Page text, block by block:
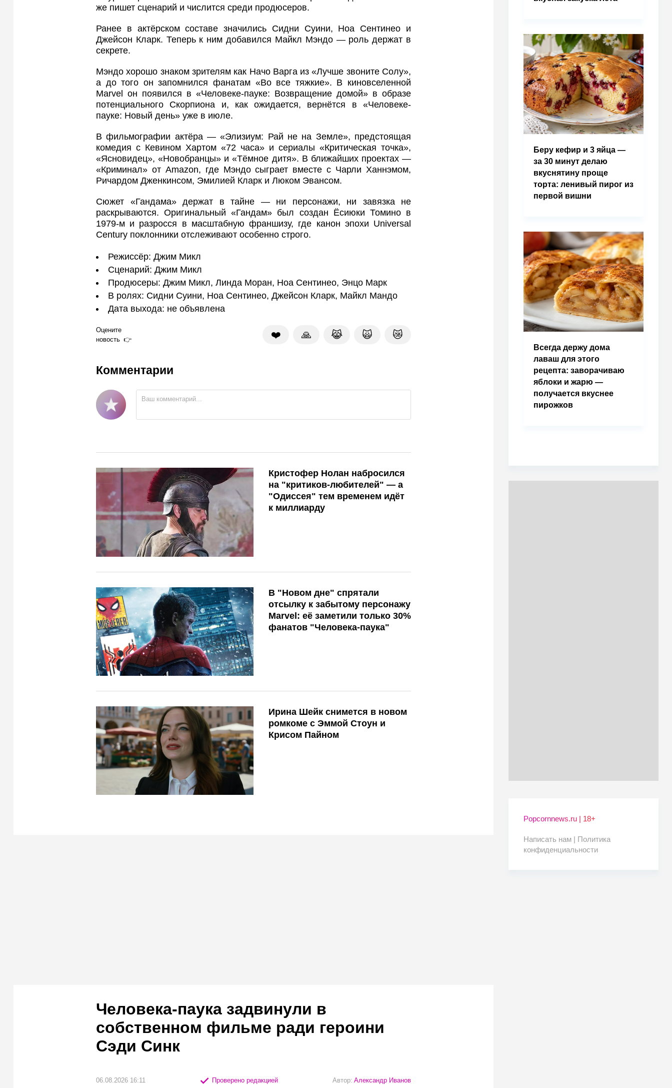
же пишет сценарий и числится среди продюсеров.
Ранее в актёрском составе значились Сидни Суини, Ноа Сентинео и
Джейсон Кларк. Теперь к ним добавился Майкл Мэндо — роль держат в
секрете.
Мэндо хорошо знаком зрителям как Начо Варга из «Лучше звоните Солу»,
а до того он запомнился фанатам «Во все тяжкие». В киновселенной
Marvel он появился в «Человеке-пауке: Возвращение домой» в образе
потенциального Скорпиона и, как ожидается, вернётся в «Человеке-
пауке: Новый день» уже в июле.
В фильмографии актёра — «Элизиум: Рай не на Земле», предстоящая
комедия с Кевином Хартом «72 часа» и сериалы «Критическая точка»,
«Ясновидец», «Новобранцы» и «Тёмное дитя». В ближайших проектах —
«Криминал» от Amazon, где Мэндо сыграет вместе с Чарли Ханнэмом,
Ричардом Дженкинсом, Эмилией Кларк и Люком Эвансом.
Сюжет «Гандама» держат в тайне — ни персонажи, ни завязка не
раскрываются. Оригинальный «Гандам» был создан Ёсиюки Томино в
1979-м и разросся в масштабную франшизу, где канон эпохи Universal
Century поклонники отслеживают особенно строго.
Режиссёр: Джим Микл
Сценарий: Джим Микл
Продюсеры: Джим Микл, Линда Моран, Ноа Сентинео, Энцо Марк
В ролях: Сидни Суини, Ноа Сентинео, Джейсон Кларк, Майкл Мандо
Дата выхода: не объявлена
Оцените
новость
❤️ 🙏 😹 🙀 😿
Комментарии
Кристофер Нолан набросился
на "критиков-любителей" — а
"Одиссея" тем временем идёт
к миллиарду
В "Новом дне" спрятали
отсылку к забытому персонажу
Marvel: её заметили только 30%
фанатов "Человека-паука"
Ирина Шейк снимется в новом
ромкоме с Эммой Стоун и
Крисом Пайном
Человека-паука задвинули в
собственном фильме ради героини
Сэди Синк
06.08.2026 16:11 Проверено редакцией Автор: Александр Иванов
Беру кефир и 3 яйца —
за 30 минут делаю
вкуснятину проще
торта: ленивый пирог из
первой вишни
Всегда держу дома
лаваш для этого
рецепта: заворачиваю
яблоки и жарю —
получается вкуснее
пирожков
Popcornnews.ru | 18+
Написать нам | Политика
конфиденциальности